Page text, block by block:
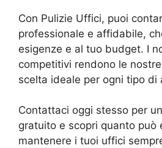
Con Pulizie Uffici, puoi
professionale e affidabile,
esigenze e al tuo budget. I
competitivi rendono le
scelta ideale per ogni tipo di
Contattaci oggi stesso per
gratuito e scopri quanto può
mantenere i tuoi uffici